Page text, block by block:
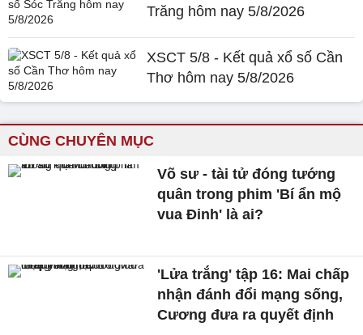
Trăng hôm nay 5/8/2026
XSCT 5/8 - Kết quả xổ số Cần
Thơ hôm nay 5/8/2026
CÙNG CHUYÊN MỤC
Võ sư - tài tử đóng tướng
quân trong phim 'Bí ẩn mộ
vua Đinh' là ai?
'Lửa trắng' tập 16: Mai chấp
nhận đánh đổi mạng sống,
Cương đưa ra quyết định